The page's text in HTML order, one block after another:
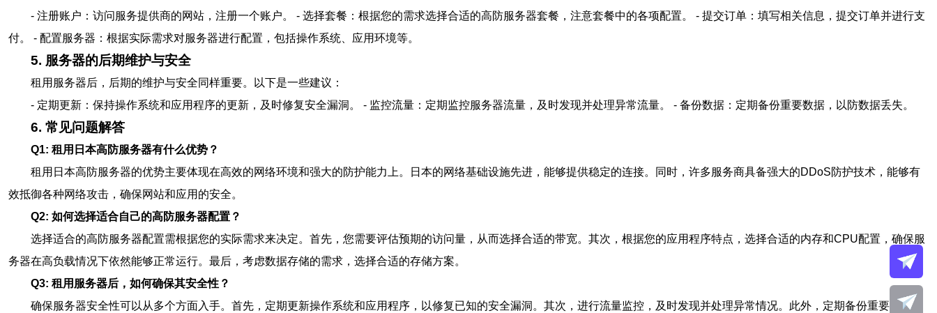
- 注册账户：访问服务提供商的网站，注册一个账户。 - 选择套餐：根据您的需求选择合适的高防服务器套餐，注意套餐中的各项配置。 - 提交订单：填写相关信息，提交订单并进行支
付。 - 配置服务器：根据实际需求对服务器进行配置，包括操作系统、应用环境等。
5. 服务器的后期维护与安全
租用服务器后，后期的维护与安全同样重要。以下是一些建议：
- 定期更新：保持操作系统和应用程序的更新，及时修复安全漏洞。 - 监控流量：定期监控服务器流量，及时发现并处理异常流量。 - 备份数据：定期备份重要数据，以防数据丢失。
6. 常见问题解答
Q1: 租用日本高防服务器有什么优势？
租用日本高防服务器的优势主要体现在高效的网络环境和强大的防护能力上。日本的网络基础设施先进，能够提供稳定的连接。同时，许多服务商具备强大的DDoS防护技术，能够有
效抵御各种网络攻击，确保网站和应用的安全。
Q2: 如何选择适合自己的高防服务器配置？
选择适合的高防服务器配置需根据您的实际需求来决定。首先，您需要评估预期的访问量，从而选择合适的带宽。其次，根据您的应用程序特点，选择合适的内存和CPU配置，确保服
务器在高负载情况下依然能够正常运行。最后，考虑数据存储的需求，选择合适的存储方案。
Q3: 租用服务器后，如何确保其安全性？
确保服务器安全性可以从多个方面入手。首先，定期更新操作系统和应用程序，以修复已知的安全漏洞。其次，进行流量监控，及时发现并处理异常情况。此外，定期备份重要数据，